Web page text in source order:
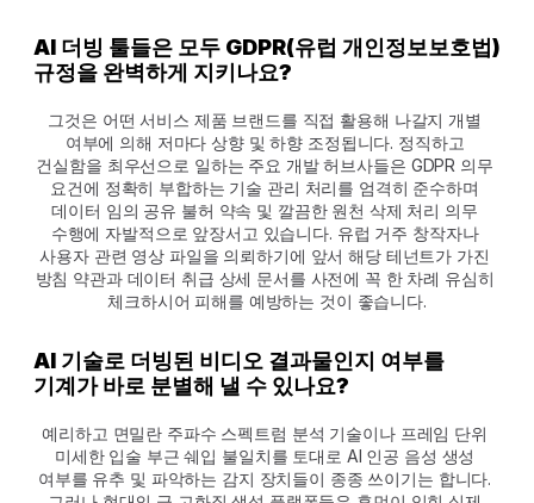
AI 더빙 툴들은 모두 GDPR(유럽 개인정보보호법)
규정을 완벽하게 지키나요?
그것은 어떤 서비스 제품 브랜드를 직접 활용해 나갈지 개별
여부에 의해 저마다 상향 및 하향 조정됩니다. 정직하고
건실함을 최우선으로 일하는 주요 개발 허브사들은 GDPR 의무
요건에 정확히 부합하는 기술 관리 처리를 엄격히 준수하며
데이터 임의 공유 불허 약속 및 깔끔한 원천 삭제 처리 의무
수행에 자발적으로 앞장서고 있습니다. 유럽 거주 창작자나
사용자 관련 영상 파일을 의뢰하기에 앞서 해당 테넌트가 가진
방침 약관과 데이터 취급 상세 문서를 사전에 꼭 한 차례 유심히
체크하시어 피해를 예방하는 것이 좋습니다.
AI 기술로 더빙된 비디오 결과물인지 여부를
기계가 바로 분별해 낼 수 있나요?
예리하고 면밀란 주파수 스펙트럼 분석 기술이나 프레임 단위
미세한 입술 부근 쉐입 불일치를 토대로 AI 인공 음성 생성
여부를 유추 및 파악하는 감지 장치들이 종종 쓰이기는 합니다.